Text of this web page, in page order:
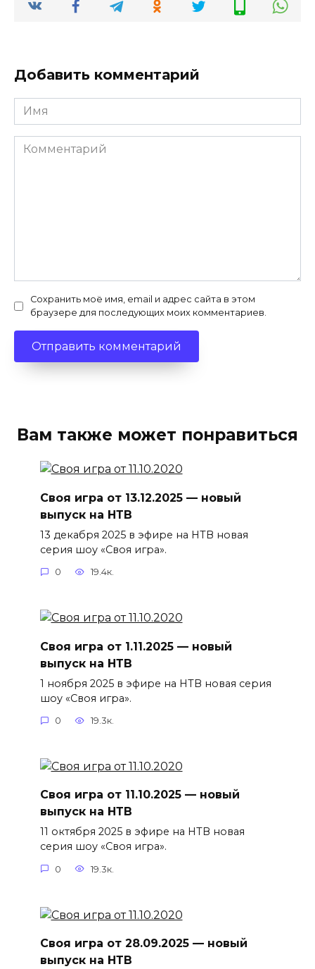
Добавить комментарий
Имя
Комментарий
Сохранить моё имя, email и адрес сайта в этом
браузере для последующих моих комментариев.
Вам также может понравиться
Своя игра от 13.12.2025 — новый
выпуск на НТВ
13 декабря 2025 в эфире на НТВ новая
серия шоу «Своя игра».
0 19.4к.
Своя игра от 1.11.2025 — новый
выпуск на НТВ
1 ноября 2025 в эфире на НТВ новая серия
шоу «Своя игра».
0 19.3к.
Своя игра от 11.10.2025 — новый
выпуск на НТВ
11 октября 2025 в эфире на НТВ новая
серия шоу «Своя игра».
0 19.3к.
Своя игра от 28.09.2025 — новый
выпуск на НТВ